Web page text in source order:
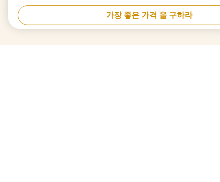
가장 좋은 가격 을 구하라